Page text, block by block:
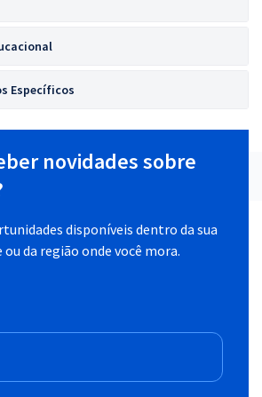
Específicos
novidades sobre
disponíveis dentro da sua
da região onde você mora.